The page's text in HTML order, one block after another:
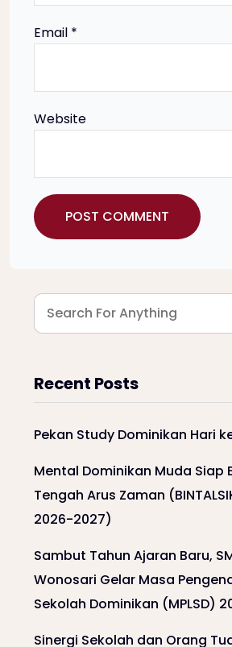
Email *
Website
Recent Posts
Pekan Study Dominikan Hari
Mental Dominikan Muda Siap
Tengah Arus Zaman
2026-2027)
Sambut Tahun Ajaran Baru,
Wonosari Gelar Masa
Sekolah Dominikan (MPLSD)
Sinergi Sekolah dan Orang